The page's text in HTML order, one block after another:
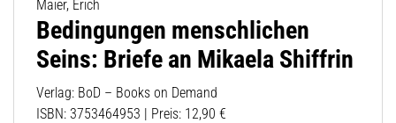
Maier, Erich
Bedingungen menschlichen
Seins: Briefe an Mikaela Shiffrin
Verlag: BoD – Books on Demand
ISBN: 3753464953 | Preis: 12,90 €